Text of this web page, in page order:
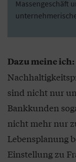
Massengeschäft
Dazu meine ich:
sind nicht nur
Bankkunden
nicht mehr nur
Lebensplanung
Einstellung zu